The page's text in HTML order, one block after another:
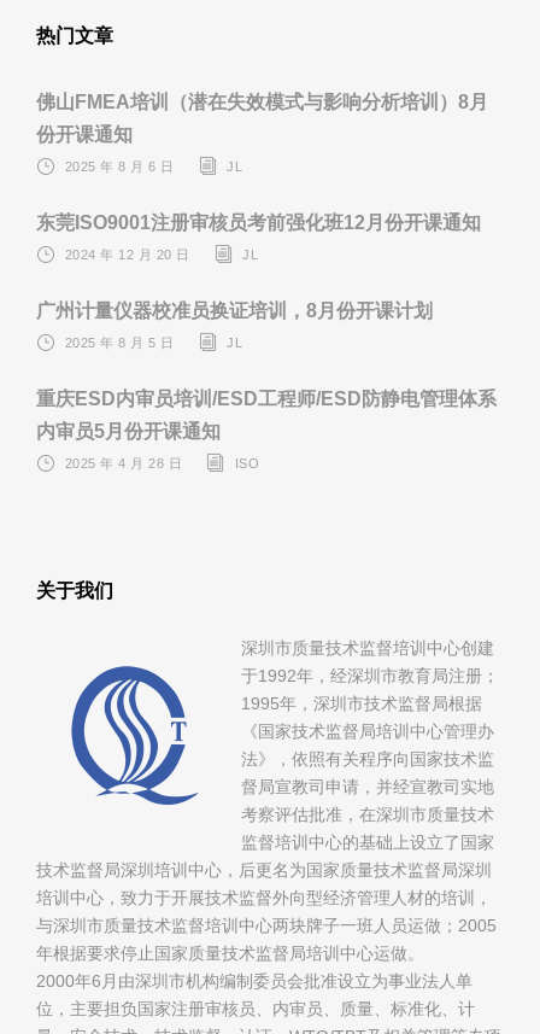
热门文章
佛山FMEA培训（潜在失效模式与影响分析培训）8月
份开课通知
2025 年 8 月 6 日 JL
东莞ISO9001注册审核员考前强化班12月份开课通知
2024 年 12 月 20 日 JL
广州计量仪器校准员换证培训，8月份开课计划
2025 年 8 月 5 日 JL
重庆ESD内审员培训/ESD工程师/ESD防静电管理体系
内审员5月份开课通知
2025 年 4 月 28 日 ISO
关于我们
深圳市质量技术监督培训中心创建
于1992年，经深圳市教育局注册；
1995年，深圳市技术监督局根据
《国家技术监督局培训中心管理办
法》，依照有关程序向国家技术监
督局宣教司申请，并经宣教司实地
考察评估批准，在深圳市质量技术
监督培训中心的基础上设立了国家
技术监督局深圳培训中心，后更名为国家质量技术监督局深圳
培训中心，致力于开展技术监督外向型经济管理人材的培训，
与深圳市质量技术监督培训中心两块牌子一班人员运做；2005
年根据要求停止国家质量技术监督局培训中心运做。
2000年6月由深圳市机构编制委员会批准设立为事业法人单
位，主要担负国家注册审核员、内审员、质量、标准化、计